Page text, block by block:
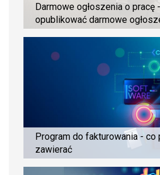
Darmowe ogłoszenia o pracę
opublikować darmowe
Program do fakturowania - co
zawierać